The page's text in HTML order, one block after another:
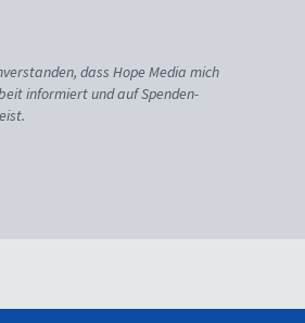
dass Hope Media mich
informiert und auf Spenden-